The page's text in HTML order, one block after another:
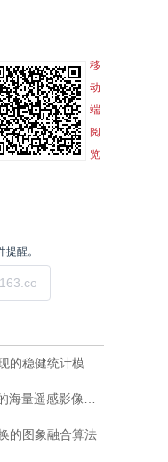
移
动
端
阅
览
醒。
健统计模型研究
数据的管理和Web发布
的图象融合算法